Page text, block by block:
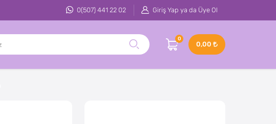
0(507) 441 22 02 Giriş Yap ya da Üye Ol
0
0,00